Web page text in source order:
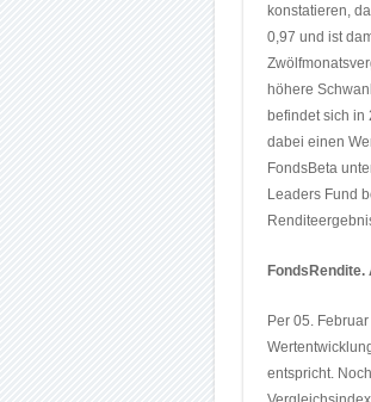
konstatieren,
0,97 und ist
höhere
befindet sich in
dabei einen
FondsBeta
Leaders Fund
FondsRendite.
Per 05.
entspricht.